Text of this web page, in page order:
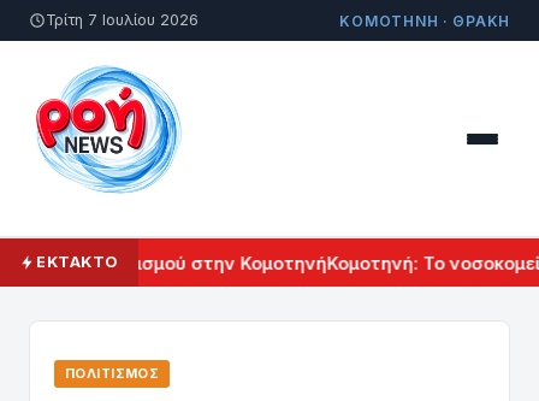
Τρίτη 7 Ιουλίου 2026 ΚΟΜΟΤΗΝΗ · ΘΡΑΚΗ
ΕΚΤΑΚΤΟ
Πολιτισμού στην ΚομοτηνήΚομοτηνή: Το
ΠΟΛΙΤΙΣΜΌΣ